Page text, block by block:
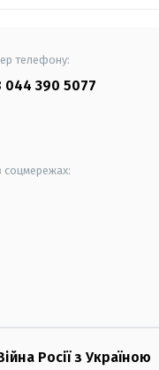
телефону:
044 390 5077
соцмережах:
Росії з Україною